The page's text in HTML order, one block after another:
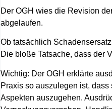
Der OGH wies die Revision
abgelaufen.
Ob tatsächlich
Die bloße Tatsache, dass der
Wichtig: Der OGH erklärte
Praxis so auszulegen ist,
Aspekten auszugehen.